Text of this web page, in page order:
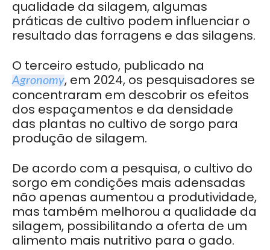
qualidade da silagem, algumas
práticas de cultivo podem influenciar o
resultado das forragens e das silagens.
O terceiro estudo, publicado na
Agronomy, em 2024, os pesquisadores se
concentraram em descobrir os efeitos
dos espaçamentos e da densidade
das plantas no cultivo de sorgo para
produção de silagem.
De acordo com a pesquisa, o cultivo do
sorgo em condições mais adensadas
não apenas aumentou a produtividade,
mas também melhorou a qualidade da
silagem, possibilitando a oferta de um
alimento mais nutritivo para o gado.